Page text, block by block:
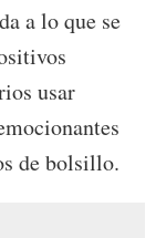
a lo que se
usar
de bolsillo.